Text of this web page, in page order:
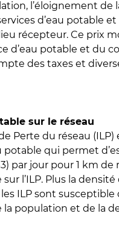
l’éloignement de
d’eau potable et
récepteur. Ce prix
d’eau potable et du
des taxes et
sur le réseau
Perte du réseau
potable qui permet
par jour pour 1 km de
l’ILP. Plus la
ILP sont
population et de la